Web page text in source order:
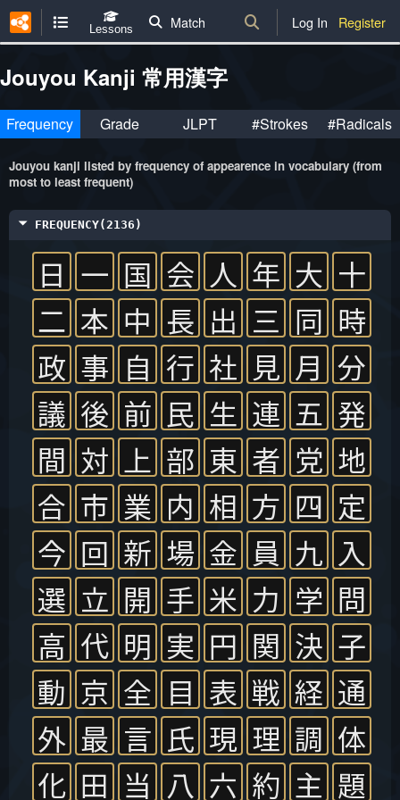
Lessons Match Log In Register
Jouyou Kanji 常用漢字
Frequency Grade JLPT #Strokes #Radicals
Jouyou kanji listed by frequency of appearence in vocabulary (from
most to least frequent)
FREQUENCY(2136)
日 一 国 会 人 年 大 十
二 本 中 長 出 三 同 時
政 事 自 行 社 見 月 分
議 後 前 民 生 連 五 発
間 対 上 部 東 者 党 地
合 市 業 内 相 方 四 定
今 回 新 場 金 員 九 入
選 立 開 手 米 力 学 問
高 代 明 実 円 関 決 子
動 京 全 目 表 戦 経 通
外 最 言 氏 現 理 調 体
化 田 当 八 六 約 主 題